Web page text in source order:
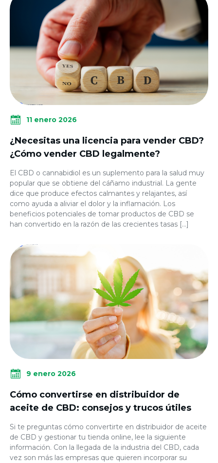
11 enero 2026
¿Necesitas una licencia para vender CBD?
¿Cómo vender CBD legalmente?
El CBD o cannabidiol es un suplemento para la salud muy
popular que se obtiene del cáñamo industrial. La gente
dice que produce efectos calmantes y relajantes, así
como ayuda a aliviar el dolor y la inflamación. Los
beneficios potenciales de tomar productos de CBD se
han convertido en la razón de las crecientes tasas […]
9 enero 2026
Cómo convertirse en distribuidor de
aceite de CBD: consejos y trucos útiles
Si te preguntas cómo convertirte en distribuidor de aceite
de CBD y gestionar tu tienda online, lee la siguiente
información. Con la llegada de la industria del CBD, cada
vez son más las empresas que quieren incorporar su